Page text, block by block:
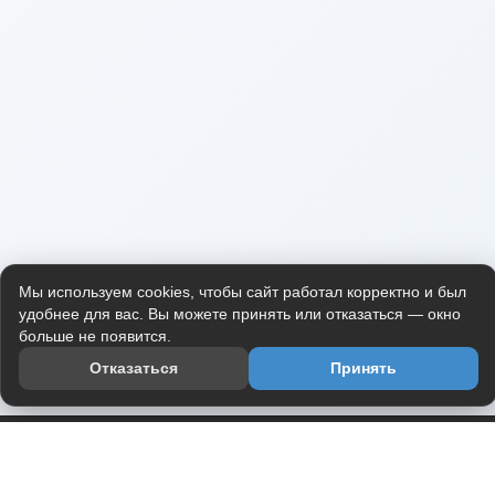
Мы используем cookies, чтобы сайт работал корректно и был
удобнее для вас. Вы можете принять или отказаться — окно
больше не появится.
Отказаться
Принять